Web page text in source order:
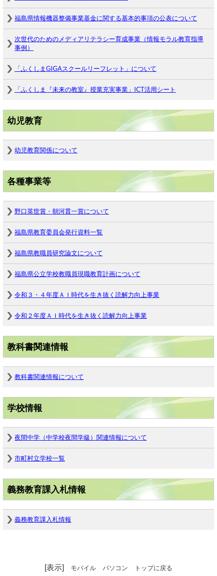
福島県情報機器整備事業基金に関する基本的事項の公表について
次世代のためのメディアリテラシー育成事業（情報モラル教育指導
事例）
「ふくしまGIGAスクールリーフレット」について
「ふくしま『未来の教室』授業充実事業」ICT活用シート
幼児教育
幼児教育関係について
各種事業等
野口英世賞・朝河貫一賞について
福島県教育委員会発行資料一覧
福島県教職員研究論文について
福島県公立学校教職員現職教育計画について
令和３・４年度ＡＩ時代を生き抜く読解力向上事業
令和２年度ＡＩ時代を生き抜く読解力向上事業
教科書関連情報
教科書関連情報について
学校情報
夜間中学（中学校夜間学級）関連情報について
市町村立学校一覧
義務教育課入札情報
義務教育課入札情報
[表示] モバイル パソコン トップに戻る